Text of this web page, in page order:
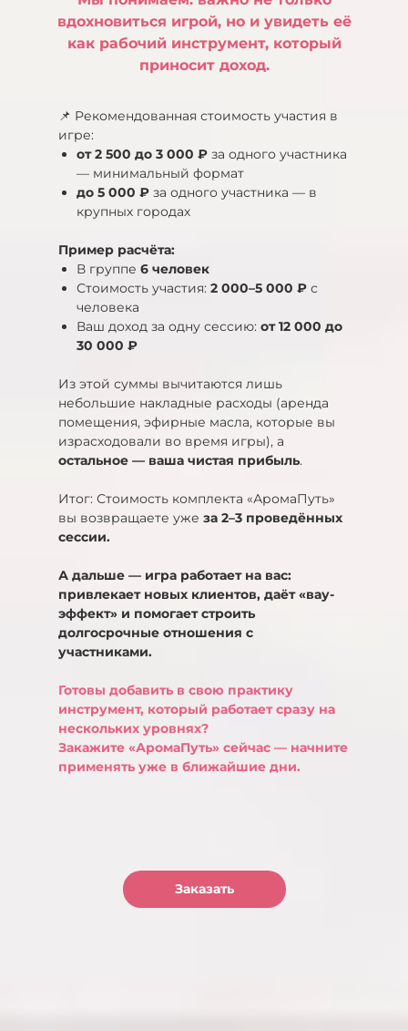
📌 Рекомендованная стоимость участия в
игре:
от 2 500 до 3 000 ₽ за одного участника
— минимальный формат
до 5 000 ₽ за одного участника — в
крупных городах
Пример расчёта:
В группе 6 человек
Стоимость участия: 2 000–5 000 ₽ с
человека
Ваш доход за одну сессию: от 12 000 до
30 000 ₽
Из этой суммы вычитаются лишь
небольшие накладные расходы (аренда
помещения, эфирные масла, которые вы
израсходовали во время игры), а
остальное — ваша чистая прибыль.
Итог: Стоимость комплекта «АромаПуть»
вы возвращаете уже за 2–3 проведённых
сессии.
А дальше — игра работает на вас:
привлекает новых клиентов, даёт «вау-
эффект» и помогает строить
долгосрочные отношения с
участниками.
Готовы добавить в свою практику
инструмент, который работает сразу на
нескольких уровнях?
Закажите «АромаПуть» сейчас — начните
применять уже в ближайшие дни.
вдохновиться игрой, но и увидеть её
как рабочий инструмент, который
приносит доход.
Заказать